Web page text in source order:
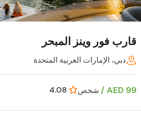
قارب فور وينز المبحر
دبي، الإمارات العربية المتحدة
99 AED / شخص